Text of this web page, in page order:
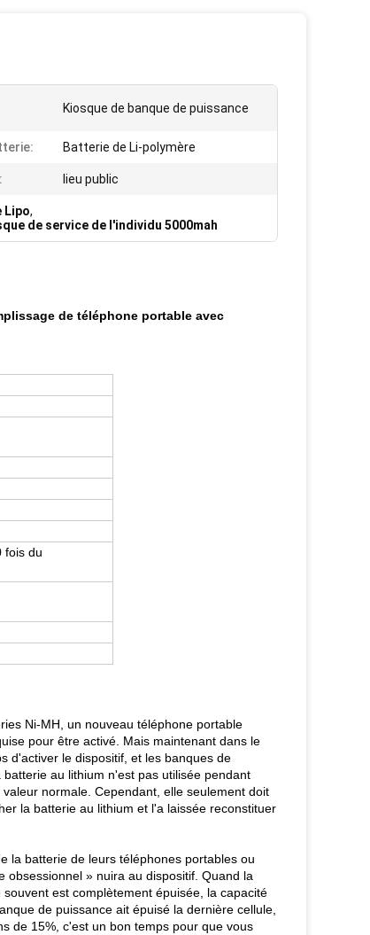
Kiosque de banque de puissance
Batterie de Li-polymère
lieu public
Lipo,
de service de l'individu 5000mah
de téléphone portable avec
fois du
Ni-MH, un nouveau téléphone portable
pour être activé. Mais maintenant dans le
d'activer le dispositif, et les banques de
au lithium n'est pas utilisée pendant
normale. Cependant, elle seulement doit
la batterie au lithium et l'a laissée reconstituer
la batterie de leurs téléphones portables ou
obsessionnel » nuira au dispositif. Quand la
est complètement épuisée, la capacité
de puissance ait épuisé la dernière cellule,
de 15%, c'est un bon temps pour que vous